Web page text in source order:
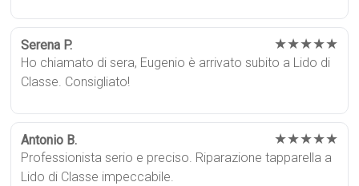
Serena P. ★★★★★
Ho chiamato di sera, Eugenio è arrivato subito a Lido di
Classe. Consigliato!
Antonio B. ★★★★★
Professionista serio e preciso. Riparazione tapparella a
Lido di Classe impeccabile.